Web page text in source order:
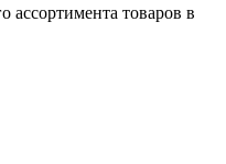
ассортимента товаров в